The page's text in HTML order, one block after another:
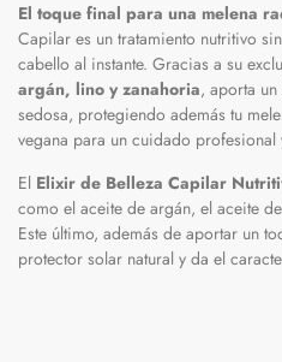
El toque final para una melena
Capilar es un tratamiento nutritivo
cabello al instante. Gracias a su
argán, lino y zanahoria, aporta
sedosa, protegiendo además tu
vegana para un cuidado profesional
El Elixir de Belleza Capilar
como el aceite de argán, el aceite
Este último, además de aportar un
protector solar natural y da el